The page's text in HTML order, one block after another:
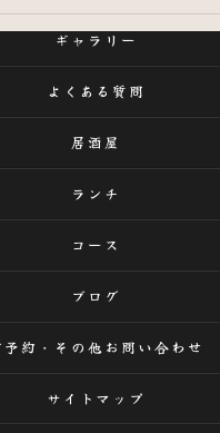
ギャラリー
よくある質問
居酒屋
ランチ
コース
ブログ
予約・その他お問い合わせ
サイトマップ